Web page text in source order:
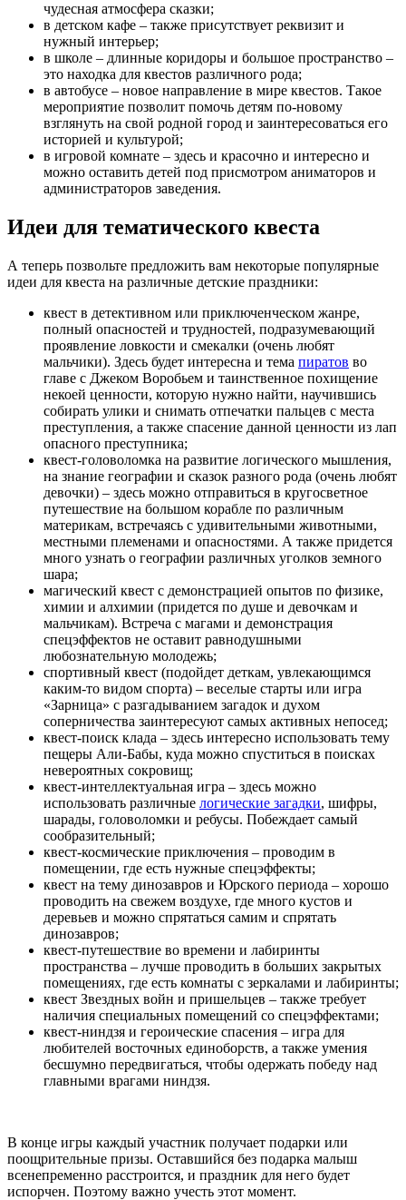
чудесная атмосфера сказки;
в детском кафе – также присутствует реквизит и
нужный интерьер;
в школе – длинные коридоры и большое пространство –
это находка для квестов различного рода;
в автобусе – новое направление в мире квестов. Такое
мероприятие позволит помочь детям по-новому
взглянуть на свой родной город и заинтересоваться его
историей и культурой;
в игровой комнате – здесь и красочно и интересно и
можно оставить детей под присмотром аниматоров и
администраторов заведения.
Идеи для тематического квеста
А теперь позвольте предложить вам некоторые популярные
идеи для квеста на различные детские праздники:
квест в детективном или приключенческом жанре,
полный опасностей и трудностей, подразумевающий
проявление ловкости и смекалки (очень любят
мальчики). Здесь будет интересна и тема пиратов во
главе с Джеком Воробьем и таинственное похищение
некоей ценности, которую нужно найти, научившись
собирать улики и снимать отпечатки пальцев с места
преступления, а также спасение данной ценности из лап
опасного преступника;
квест-головоломка на развитие логического мышления,
на знание географии и сказок разного рода (очень любят
девочки) – здесь можно отправиться в кругосветное
путешествие на большом корабле по различным
материкам, встречаясь с удивительными животными,
местными племенами и опасностями. А также придется
много узнать о географии различных уголков земного
шара;
магический квест с демонстрацией опытов по физике,
химии и алхимии (придется по душе и девочкам и
мальчикам). Встреча с магами и демонстрация
спецэффектов не оставит равнодушными
любознательную молодежь;
спортивный квест (подойдет деткам, увлекающимся
каким-то видом спорта) – веселые старты или игра
«Зарница» с разгадыванием загадок и духом
соперничества заинтересуют самых активных непосед;
квест-поиск клада – здесь интересно использовать тему
пещеры Али-Бабы, куда можно спуститься в поисках
невероятных сокровищ;
квест-интеллектуальная игра – здесь можно
использовать различные логические загадки, шифры,
шарады, головоломки и ребусы. Побеждает самый
сообразительный;
квест-космические приключения – проводим в
помещении, где есть нужные спецэффекты;
квест на тему динозавров и Юрского периода – хорошо
проводить на свежем воздухе, где много кустов и
деревьев и можно спрятаться самим и спрятать
динозавров;
квест-путешествие во времени и лабиринты
пространства – лучше проводить в больших закрытых
помещениях, где есть комнаты с зеркалами и лабиринты;
квест Звездных войн и пришельцев – также требует
наличия специальных помещений со спецэффектами;
квест-ниндзя и героические спасения – игра для
любителей восточных единоборств, а также умения
бесшумно передвигаться, чтобы одержать победу над
главными врагами ниндзя.
В конце игры каждый участник получает подарки или
поощрительные призы. Оставшийся без подарка малыш
всенепременно расстроится, и праздник для него будет
испорчен. Поэтому важно учесть этот момент.